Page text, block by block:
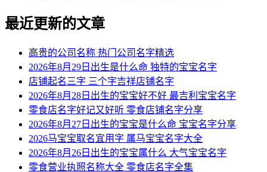
最近更新的文章
高贵的公司名称 热门公司名字精选
2026年8月29日出生是什么命 独特的宝宝名字
店铺起名三字 三个字吉祥店铺名字
2026年8月28日出生的宝宝好不好 最吉利宝宝名字
零食店名字好记又好听 零食店铺名字分享
2026年8月27日出生的宝宝是什么命 宝宝名字分享
2026马宝宝取名宜用字 属马宝宝名字大全
2026年8月26日出生的宝宝属什么 大气宝宝名字
零食营业执照名称大全 零食店名字全集